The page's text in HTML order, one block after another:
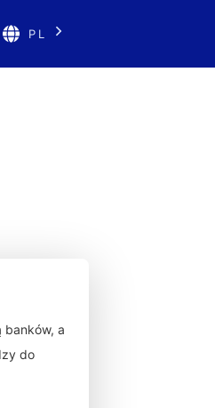
PL
banków, a
do